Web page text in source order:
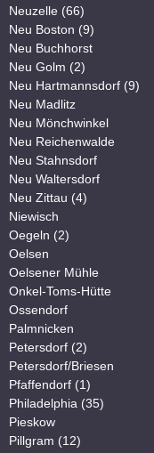
Neuzelle (66)
Neu Boston (9)
Neu Buchhorst
Neu Golm (2)
Neu Hartmannsdorf (9)
Neu Madlitz
Neu Mönchwinkel
Neu Reichenwalde
Neu Stahnsdorf
Neu Waltersdorf
Neu Zittau (4)
Niewisch
Oegeln (2)
Oelsen
Oelsener Mühle
Onkel-Toms-Hütte
Ossendorf
Palmnicken
Petersdorf (2)
Petersdorf/Briesen
Pfaffendorf (1)
Philadelphia (35)
Pieskow
Pillgram (12)